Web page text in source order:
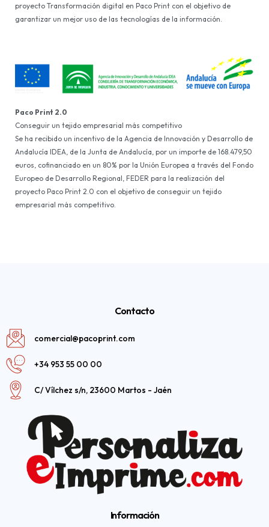
proyecto Transformación digital en Paco Print con el objetivo de
garantizar un mejor uso de las tecnologías de la información.
Paco Print 2.0
Conseguir un tejido empresarial más competitivo
Se ha recibido un incentivo de la Agencia de Innovación y Desarrollo de
Andalucía IDEA, de la Junta de Andalucía, por un importe de 168.479,50
euros, cofinanciado en un 80% por la Unión Europea a través del Fondo
Europeo de Desarrollo Regional, FEDER para la realización del
proyecto Paco Print 2.0 con el objetivo de conseguir un tejido
empresarial más competitivo.
Contacto
comercial@pacoprint.com
+34 953 55 00 00
C/ Vílchez s/n, 23600 Martos - Jaén
Información